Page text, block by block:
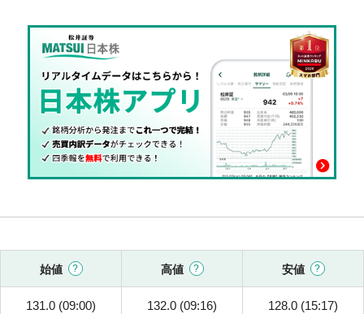
始値 高値 安値
131.0 (09:00) 132.0 (09:16) 128.0 (15:17)